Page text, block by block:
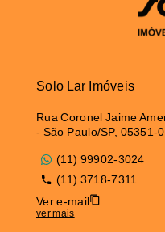
Solo Lar Imóveis
Rua Coronel Jaime
- São Paulo/SP, 05351-
(11) 99902-3024
(11) 3718-7311
Ver e-mail
ver mais